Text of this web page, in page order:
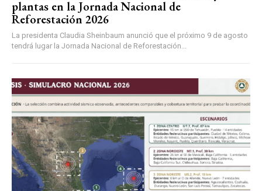
plantas en la Jornada Nacional de
Reforestación 2026
La presidenta Claudia Sheinbaum anunció que el próximo 9 de agosto
tendrá lugar la Jornada Nacional de Reforestación...